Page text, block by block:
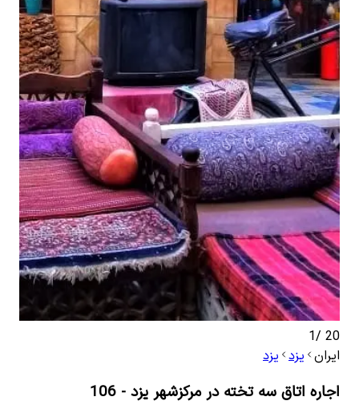
20
/
1
ایران یزد یزد
اجاره اتاق سه تخته در مرکزشهر یزد - 106